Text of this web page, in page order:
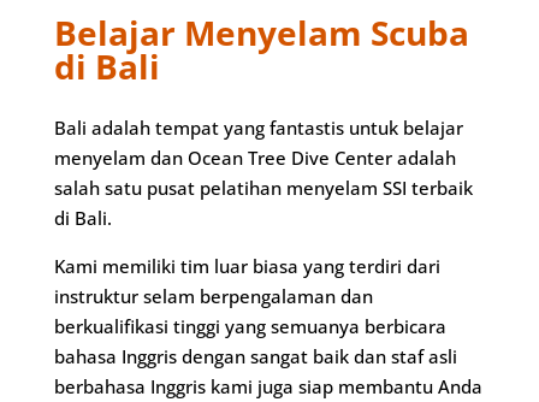
Belajar Menyelam Scuba
di Bali
Bali adalah tempat yang fantastis untuk belajar
menyelam dan Ocean Tree Dive Center adalah
salah satu pusat pelatihan menyelam SSI terbaik
di Bali.
Kami memiliki tim luar biasa yang terdiri dari
instruktur selam berpengalaman dan
berkualifikasi tinggi yang semuanya berbicara
bahasa Inggris dengan sangat baik dan staf asli
berbahasa Inggris kami juga siap membantu Anda